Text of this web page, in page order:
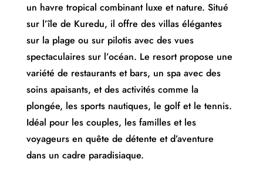
un havre tropical combinant luxe et nature. Situé
sur l’île de Kuredu, il offre des villas élégantes
sur la plage ou sur pilotis avec des vues
spectaculaires sur l’océan. Le resort propose une
variété de restaurants et bars, un spa avec des
soins apaisants, et des activités comme la
plongée, les sports nautiques, le golf et le tennis.
Idéal pour les couples, les familles et les
voyageurs en quête de détente et d’aventure
dans un cadre paradisiaque.